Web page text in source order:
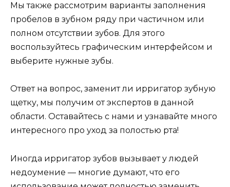
Мы также рассмотрим варианты заполнения
пробелов в зубном ряду при частичном или
полном отсутствии зубов. Для этого
воспользуйтесь графическим интерфейсом и
выберите нужные зубы.
Ответ на вопрос, заменит ли ирригатор зубную
щетку, мы получим от экспертов в данной
области. Оставайтесь с нами и узнавайте много
интересного про уход за полостью рта!
Иногда ирригатор зубов вызывает у людей
недоумение — многие думают, что его